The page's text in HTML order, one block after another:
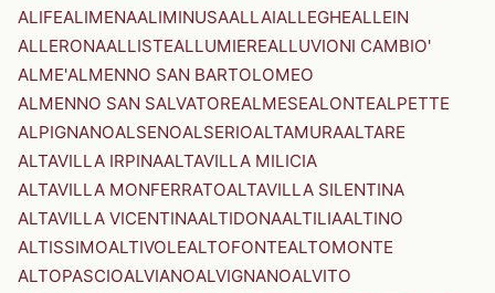
ALIFEALIMENAALIMINUSAALLAIALLEGHEALLEIN
ALLERONAALLISTEALLUMIEREALLUVIONI CAMBIO'
ALME'ALMENNO SAN BARTOLOMEO
ALMENNO SAN SALVATOREALMESEALONTEALPETTE
ALPIGNANOALSENOALSERIOALTAMURAALTARE
ALTAVILLA IRPINAALTAVILLA MILICIA
ALTAVILLA MONFERRATOALTAVILLA SILENTINA
ALTAVILLA VICENTINAALTIDONAALTILIAALTINO
ALTISSIMOALTIVOLEALTOFONTEALTOMONTE
ALTOPASCIOALVIANOALVIGNANOALVITO